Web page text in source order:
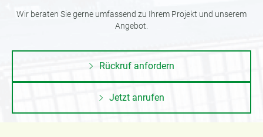
Wir beraten Sie gerne umfassend zu Ihrem Projekt und unserem
Angebot.
Rückruf anfordern
Jetzt anrufen